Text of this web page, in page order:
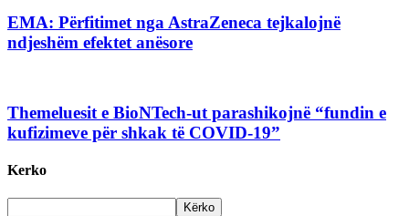
EMA: Përfitimet nga AstraZeneca tejkalojnë
ndjeshëm efektet anësore
Themeluesit e BioNTech-ut parashikojnë “fundin e
kufizimeve për shkak të COVID-19”
Kerko